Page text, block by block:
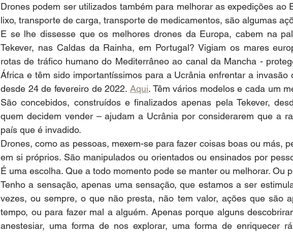
Drones podem ser utilizados também para melhorar as expedições ao
lixo, transporte de carga, transporte de medicamentos, são algumas
E se lhe dissesse que os melhores drones da Europa, cabem na
Tekever, nas Caldas da Rainha, em Portugal? Vigiam os mares
rotas de tráfico humano do Mediterrâneo ao canal da Mancha -
África e têm sido importantíssimos para a Ucrânia enfrentar a invasão
desde 24 de fevereiro de 2022. Aqui. Têm vários modelos e cada um
São concebidos, construídos e finalizados apenas pela Tekever,
quem decidem vender – ajudam a Ucrânia por considerarem que a
país que é invadido.
Drones, como as pessoas, mexem-se para fazer coisas boas ou más,
em si próprios. São manipulados ou orientados ou ensinados por
É uma escolha. Que a todo momento pode se manter ou melhorar. Ou
Tenho a sensação, apenas uma sensação, que estamos a ser
vezes, ou sempre, o que não presta, não tem valor, ações que são
tempo, ou para fazer mal a alguém. Apenas porque alguns
anestesiar, uma forma de nos explorar, uma forma de enriquecer